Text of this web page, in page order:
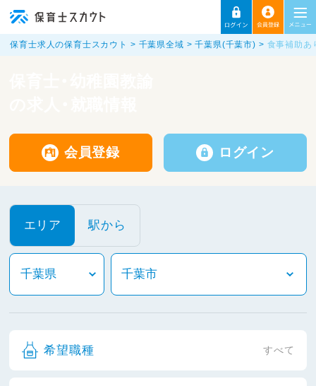
保育士求人の保育士スカウト 千葉県全域 千葉県(千葉市) 食事補助あ
会員登録 ログイン
エリア 駅から
希望職種 すべて